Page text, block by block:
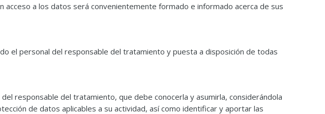
a los datos será convenientemente formado e informado acerca de sus
el personal del responsable del tratamiento y puesta a disposición de todas
responsable del tratamiento, que debe conocerla y asumirla, considerándola
de datos aplicables a su actividad, así como identificar y aportar las